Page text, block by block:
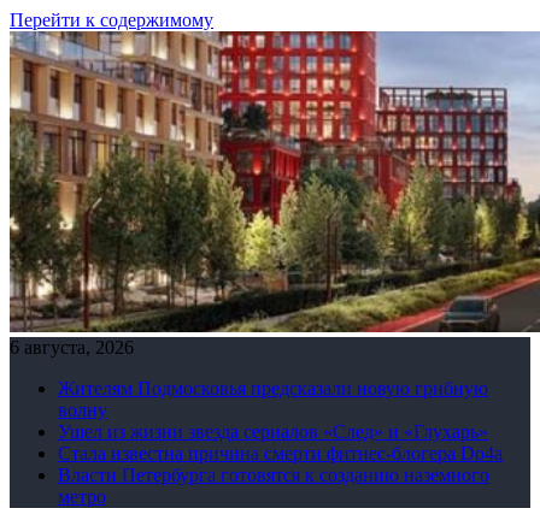
Перейти к содержимому
6 августа, 2026
Жителям Подмосковья предсказали новую грибную
волну
Ушел из жизни звезда сериалов «След» и «Глухарь»
Стала известна причина смерти фитнес-блогера Do4а
Власти Петербурга готовятся к созданию наземного
метро